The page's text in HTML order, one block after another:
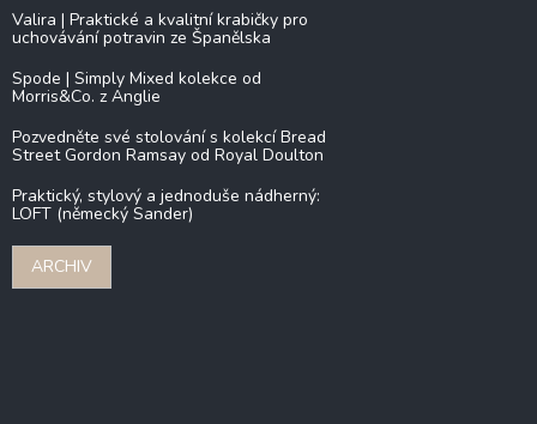
Valira | Praktické a kvalitní krabičky pro
uchovávání potravin ze Španělska
Spode | Simply Mixed kolekce od
Morris&Co. z Anglie
Pozvedněte své stolování s kolekcí Bread
Street Gordon Ramsay od Royal Doulton
Praktický, stylový a jednoduše nádherný:
LOFT (německý Sander)
ARCHIV